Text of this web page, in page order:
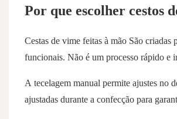
Por que escolher cestos
Cestas de vime feitas à mão São criadas
funcionais. Não é um processo rápido e
A tecelagem manual permite ajustes no
ajustadas durante a confecção para